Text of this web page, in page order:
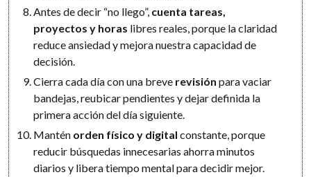
Antes de decir “no llego”, cuenta tareas,
proyectos y horas libres reales, porque la claridad
reduce ansiedad y mejora nuestra capacidad de
decisión.
Cierra cada día con una breve revisión para vaciar
bandejas, reubicar pendientes y dejar definida la
primera acción del día siguiente.
Mantén orden físico y digital constante, porque
reducir búsquedas innecesarias ahorra minutos
diarios y libera tiempo mental para decidir mejor.